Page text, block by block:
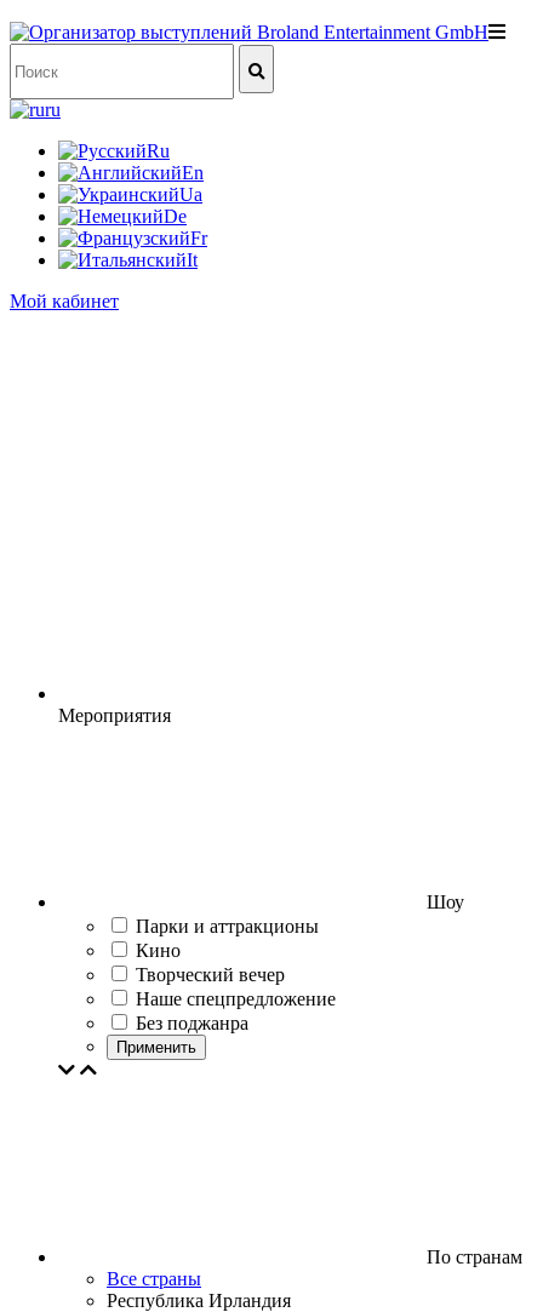
ru
Ru
En
Ua
De
Fr
It
Мой кабинет
Мероприятия
Шоу
Парки и аттракционы
Кино
Творческий вечер
Наше спецпредложение
Без поджанра
Применить
По странам
Все страны
Республика Ирландия